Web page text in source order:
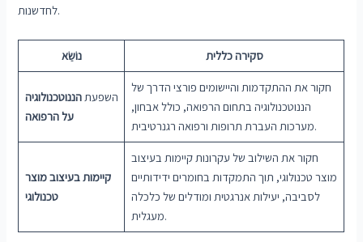
לחדשנות.
נוֹשֵׂא סקירה כללית
השפעתהננוטכנולוגיה
על הרפואה
חקור את ההתקדמות והיישומים פורצי הדרך של
הננוטכנולוגיה בתחום הרפואה, כולל אבחון,
מערכות העברת תרופות ורפואה רגנרטיבית.
קיימות בעיצוב מוצר
טכנולוגי
חקור את השילוב של עקרונות קיימות בעיצוב
מוצר טכנולוגי, תוך התמקדות בחומרים ידידותיים
לסביבה, יעילות אנרגטית ומודלים של כלכלה
מעגלית.